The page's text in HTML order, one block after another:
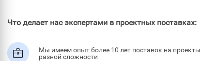
Что делает нас экспертами в проектных поставках:
Мы имеем опыт более 10 лет поставок на проекты
разной сложности